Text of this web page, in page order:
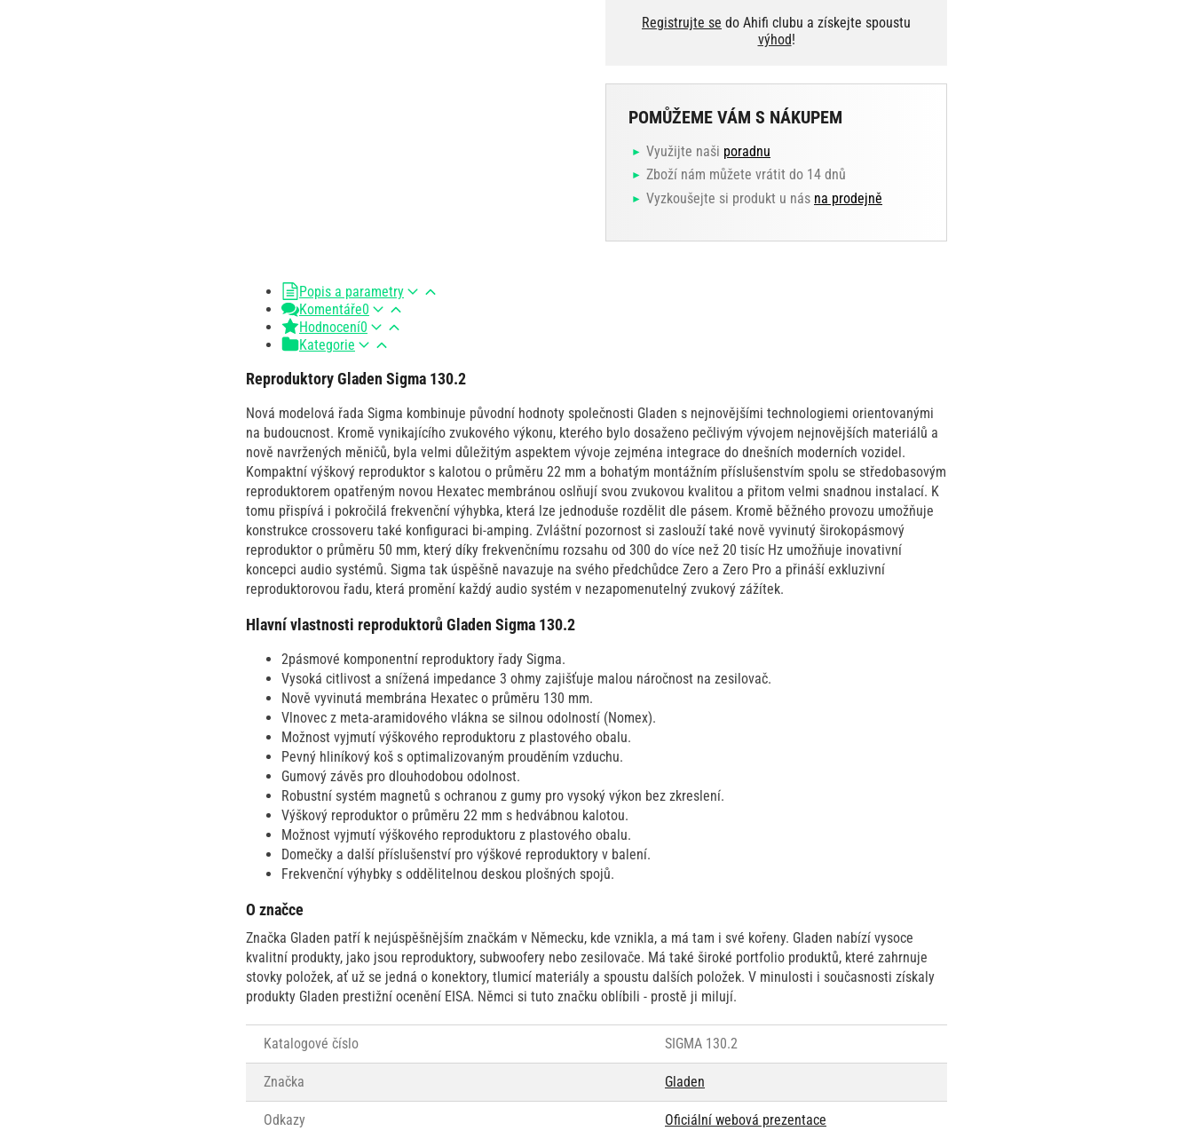
Registrujte se do Ahifi clubu a získejte spoustu
výhod!
POMŮŽEME VÁM S NÁKUPEM
Využijte naši poradnu
Zboží nám můžete vrátit do 14 dnů
Vyzkoušejte si produkt u nás na prodejně
Popis a parametry
Komentáře0
Hodnocení0
Kategorie
Reproduktory Gladen Sigma 130.2
Nová modelová řada Sigma kombinuje původní hodnoty společnosti Gladen s nejnovějšími technologiemi orientovanými
na budoucnost. Kromě vynikajícího zvukového výkonu, kterého bylo dosaženo pečlivým vývojem nejnovějších materiálů a
nově navržených měničů, byla velmi důležitým aspektem vývoje zejména integrace do dnešních moderních vozidel.
Kompaktní výškový reproduktor s kalotou o průměru 22 mm a bohatým montážním příslušenstvím spolu se středobasovým
reproduktorem opatřeným novou Hexatec membránou oslňují svou zvukovou kvalitou a přitom velmi snadnou instalací. K
tomu přispívá i pokročilá frekvenční výhybka, která lze jednoduše rozdělit dle pásem. Kromě běžného provozu umožňuje
konstrukce crossoveru také konfiguraci bi-amping. Zvláštní pozornost si zaslouží také nově vyvinutý širokopásmový
reproduktor o průměru 50 mm, který díky frekvenčnímu rozsahu od 300 do více než 20 tisíc Hz umožňuje inovativní
koncepci audio systémů. Sigma tak úspěšně navazuje na svého předchůdce Zero a Zero Pro a přináší exkluzivní
reproduktorovou řadu, která promění každý audio systém v nezapomenutelný zvukový zážítek.
Hlavní vlastnosti reproduktorů Gladen Sigma 130.2
2pásmové komponentní reproduktory řady Sigma.
Vysoká citlivost a snížená impedance 3 ohmy zajišťuje malou náročnost na zesilovač.
Nově vyvinutá membrána Hexatec o průměru 130 mm.
Vlnovec z meta-aramidového vlákna se silnou odolností (Nomex).
Možnost vyjmutí výškového reproduktoru z plastového obalu.
Pevný hliníkový koš s optimalizovaným prouděním vzduchu.
Gumový závěs pro dlouhodobou odolnost.
Robustní systém magnetů s ochranou z gumy pro vysoký výkon bez zkreslení.
Výškový reproduktor o průměru 22 mm s hedvábnou kalotou.
Možnost vyjmutí výškového reproduktoru z plastového obalu.
Domečky a další příslušenství pro výškové reproduktory v balení.
Frekvenční výhybky s oddělitelnou deskou plošných spojů.
O značce
Značka Gladen patří k nejúspěšnějším značkám v Německu, kde vznikla, a má tam i své kořeny. Gladen nabízí vysoce
kvalitní produkty, jako jsou reproduktory, subwoofery nebo zesilovače. Má také široké portfolio produktů, které zahrnuje
stovky položek, ať už se jedná o konektory, tlumicí materiály a spoustu dalších položek. V minulosti i současnosti získaly
produkty Gladen prestižní ocenění EISA. Němci si tuto značku oblíbili - prostě ji milují.
Katalogové číslo SIGMA 130.2
Značka Gladen
Odkazy Oficiální webová prezentace